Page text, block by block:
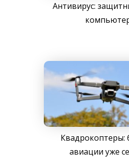
Антивирус:
Квадрокоптеры:
авиации уже